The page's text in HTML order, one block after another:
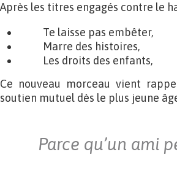
Après les titres engagés contre le
Te laisse pas embêter,
Marre des histoires,
Les droits des enfants,
Ce nouveau morceau vient
soutien mutuel dès le plus jeune
Parce qu’un ami